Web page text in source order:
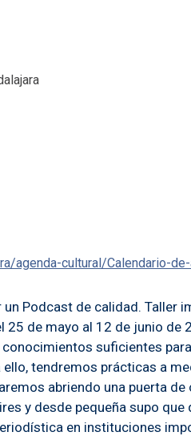
agenda-cultural/Calendario-
Podcast de calidad. Taller
de mayo al 12 de junio de
suficientes
tendremos prácticas a
abriendo una puerta
y desde pequeña supo
en instituciones